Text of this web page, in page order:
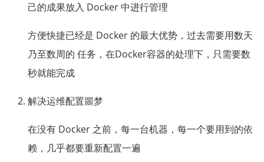
己的成果放入 Docker 中进行管理
方便快捷已经是 Docker 的最大优势，过去需要用数天
乃至数周的 任务，在Docker容器的处理下，只需要数
秒就能完成
解决运维配置噩梦
在没有 Docker 之前，每一台机器，每一个要用到的依
赖，几乎都要重新配置一遍